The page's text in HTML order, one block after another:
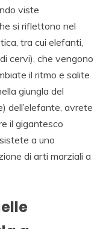
viste
si riflettono nel
tra cui elefanti,
cervi), che vengono
il ritmo e salite
giungla del
dell’elefante, avrete
il gigantesco
a uno
di arti marziali a